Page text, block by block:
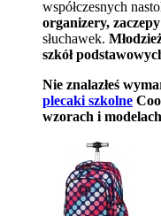
współczesnych
organizery,
słuchawek.
szkół
Nie znalazłeś
plecaki szkolne
wzorach i